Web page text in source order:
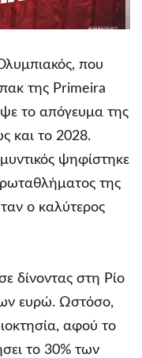
που
της Primeira
το απόγευμα της
και το 2028.
ψηφίστηκε
της
ο καλύτερος
δίνοντας στη Ρίο
ευρώ. Ωστόσο,
αφού το
το 30% των